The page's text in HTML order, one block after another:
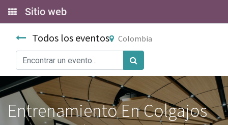
Sitio web
Todos los eventos Colombia
Entrenamiento En Colgajos